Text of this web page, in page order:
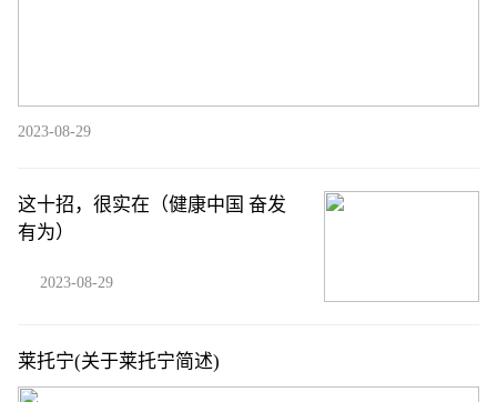
2023-08-29
这十招，很实在（健康中国 奋发
有为）
2023-08-29
莱托宁(关于莱托宁简述)